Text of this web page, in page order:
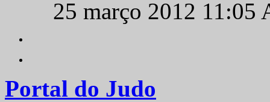
25 março 2012
Portal do Judo